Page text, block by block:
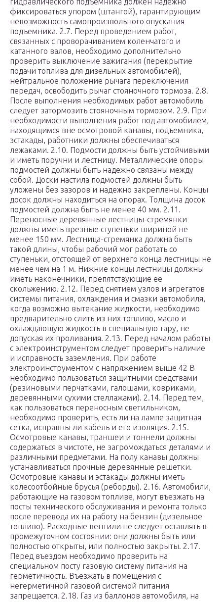
фиксироваться упором (штангой), гарантирующим
невозможность самопроизвольного опускания
подъемника. 2.7. Перед проведением работ,
связанных с проворачиванием коленчатого и
катанного валов, необходимо дополнительно
проверить выключение зажигания (перекрытие
подачи топлива для дизельных автомобилей),
нейтральное положение рычага переключения
передач, освободить рычаг стояночного тормоза. 2.8.
После выполнения необходимых работ автомобиль
следует затормозить стояночным тормозом. 2.9. При
необходимости выполнения работ под автомобилем,
находящимся вне осмотровой канавы, подъемника,
эстакады, работники должны обеспечиваться
лежаками. 2.10. Подмости должны быть устойчивыми
и иметь поручни и лестницу. Металлические опоры
подмостей должны быть надежно связаны между
собой. Доски настила подмостей должны быть
уложены без зазоров и надежно закреплены. Концы
досок должны находиться на опорах. Толщина досок
подмостей должна быть не менее 40 мм. 2.11.
Переносные деревянные лестницы-стремянки
должны иметь врезные ступеньки шириной не
менее 150 мм. Лестница-стремянка должна быть
такой длины, чтобы рабочий мог работать со
ступеньки, отстоящей от верхнего конца лестницы не
менее чем на 1 м. Нижние концы лестницы должны
иметь наконечники, препятствующие ее
скольжению. 2.12. Перед снятием узлов и агрегатов
системы питания, охлаждения и смазки автомобиля,
когда возможно вытекание жидкости, необходимо
предварительно слить из них топливо, масло и
охлаждающую жидкость в специальную тару, не
допуская их проливания. 2.13. Перед началом работы
с электроинструментом следует проверить наличие
и исправность заземления. При работе
электроинструментом с напряжением выше 42 В
необходимо пользоваться защитными средствами
(резиновыми перчатками, галошами, ковриками,
деревянными сухими стеллажами). 2.14. Перед тем,
как пользоваться переносным светильником,
необходимо проверить, есть ли на лампе защитная
сетка, исправны ли кабель и его изоляция. 2.15.
Осмотровые канавы, траншеи и тоннели должны
содержаться в чистоте, не загромождаться деталями и
различными предметами. На полу канавы должны
устанавливаться прочные деревянные решетки.
Осмотровые канавы и эстакады должны иметь
колесоотбойные брусья (реборды). 2.16. Автомобили,
работающие на газовом топливе, могут въезжать на
посты технического обслуживания и ремонта только
после перевода их на работу на бензин (дизельное
топливо). Расходные вентили не следует оставлять в
промежуточном состоянии: они должны быть или
полностью открыты, или полностью закрыты. 2.17.
Перед въездом необходимо проверить на
специальном посту газовую систему питания на
герметичность. Въезжать в помещения с
негерметичной газовой системой питания
запрещается. 2.18. Газ из баллонов автомобиля, на